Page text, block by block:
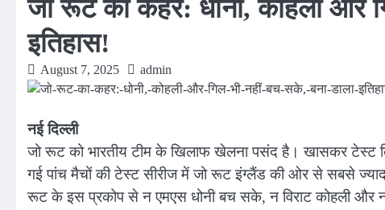
जो रूट का कहर: धोनी, कोहली और
इतिहास!
August 7, 2025 admin
नई दिल्ली
जो रूट को भारतीय टीम के खिलाफ खेलना पसंद है। खासकर
गई पांच मैचों की टेस्ट सीरीज में जो रूट इंग्लैंड की ओर से सबसे
रूट के इस प्रकोप से न एमएस धोनी बच सके, न विराट कोहली और